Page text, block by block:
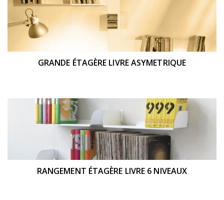
GRANDE ÉTAGÈRE LIVRE ASYMETRIQUE
RANGEMENT ÉTAGÈRE LIVRE 6 NIVEAUX